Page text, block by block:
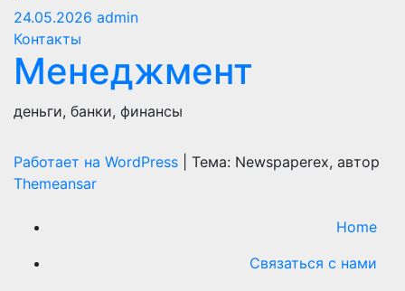
24.05.2026 admin
Контакты
Менеджмент
деньги, банки, финансы
Работает на WordPress
Тема: Newspaperex, автор
Themeansar
Home
Связаться с нами